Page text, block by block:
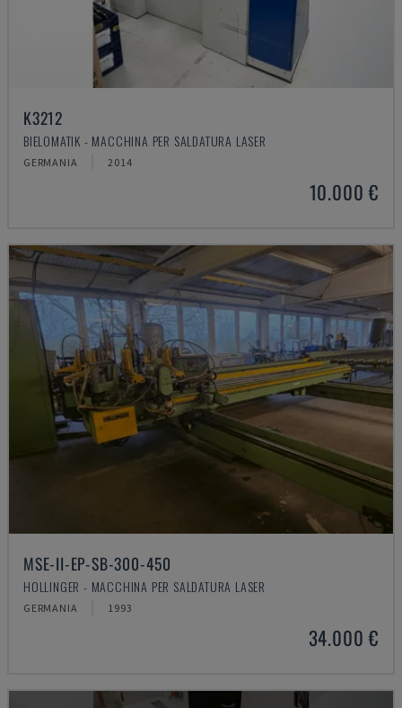
K3212
BIELOMATIK - MACCHINA PER SALDATURA LASER
GERMANIA 2014
10.000 €
MSE-II-EP-SB-300-450
HOLLINGER - MACCHINA PER SALDATURA LASER
GERMANIA 1993
34.000 €